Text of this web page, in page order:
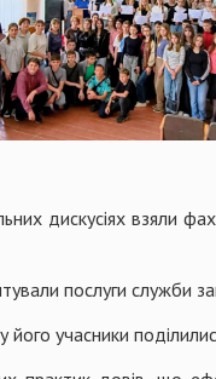
дискусіях взяли
послуги служби
його учасники